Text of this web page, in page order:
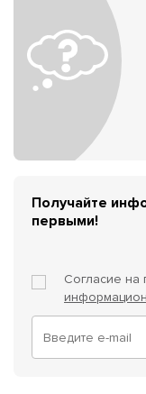
Получайте
первыми!
Согласие на